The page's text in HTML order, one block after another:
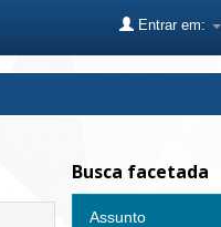
Entrar em:
Busca facetada
Assunto